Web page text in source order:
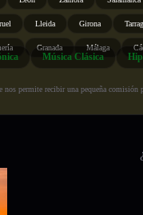
Lleida Girona
Granada Málaga
Música Clásica
permite recibir una pequeña comisión